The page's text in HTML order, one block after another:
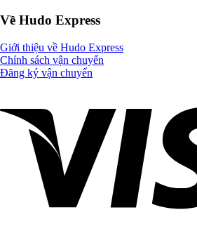
Về Hudo Express
Giới thiệu về Hudo Express
Chính sách vận chuyển
Đăng ký vận chuyển